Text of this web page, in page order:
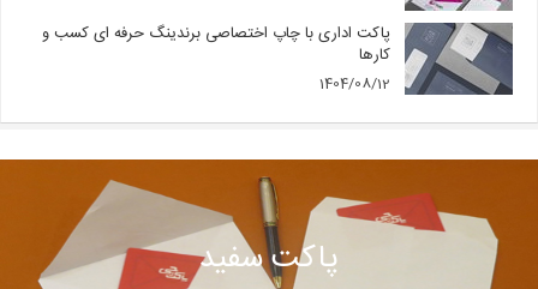
پاکت اداری با چاپ اختصاصی برندینگ حرفه ای کسب و
کارها
1404/08/12
پاکت سفید